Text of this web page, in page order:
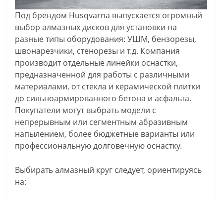
Под брендом Husqvarna выпускается огромный
выбор алмазных дисков для установки на
разные типы оборудования: УШМ, бензорезы,
швонарезчики, стенорезы и т.д. Компания
производит отдельные линейки оснастки,
предназначенной для работы с различными
материалами, от стекла и керамической плитки
до сильноармированного бетона и асфальта.
Покупатели могут выбрать модели с
непрерывным или сегментным абразивным
напылением, более бюджетные варианты или
профессиональную долговечную оснастку.
Выбирать алмазный круг следует, ориентируясь
на: